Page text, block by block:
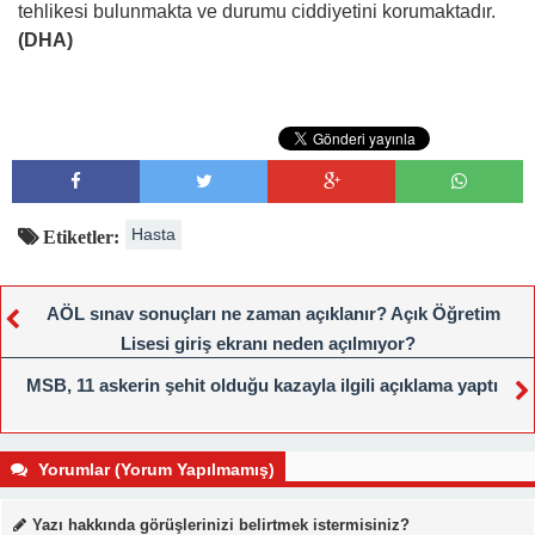
tehlikesi bulunmakta ve durumu ciddiyetini korumaktadır.
(DHA)
Etiketler: Hasta
AÖL sınav sonuçları ne zaman açıklanır? Açık Öğretim
Lisesi giriş ekranı neden açılmıyor?
MSB, 11 askerin şehit olduğu kazayla ilgili açıklama yaptı
Yorumlar (Yorum Yapılmamış)
Yazı hakkında görüşlerinizi belirtmek istermisiniz?